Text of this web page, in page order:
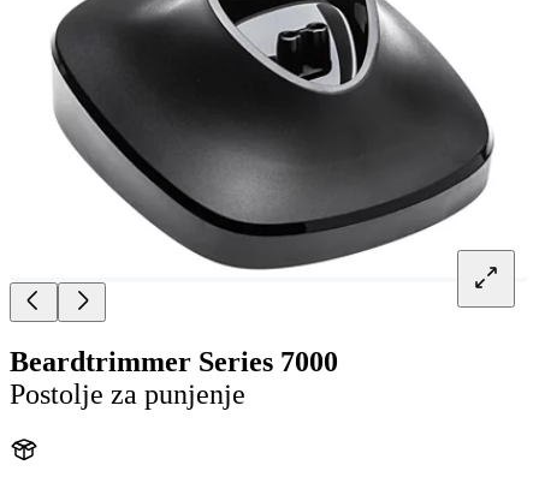
Beardtrimmer Series 7000
Postolje za punjenje